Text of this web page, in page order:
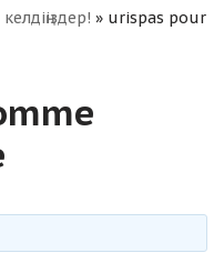
» urispas pour